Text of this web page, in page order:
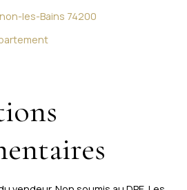
les-Bains 74200